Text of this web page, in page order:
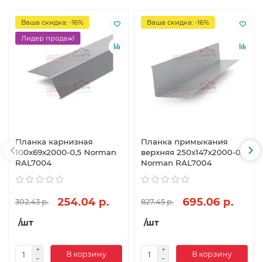
Ваша скидка: -16%
Лидер продаж!
Планка карнизная
100х69х2000-0,5 Norman
RAL7004
302.43 р. 254.04 р.
/шт
В корзину
Ваша скидка: -16%
Планка примыкания
верхняя 250х147х2000-0,5
Norman RAL7004
827.45 р. 695.06 р.
/шт
В корзину